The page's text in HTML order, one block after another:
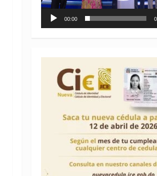
00:00